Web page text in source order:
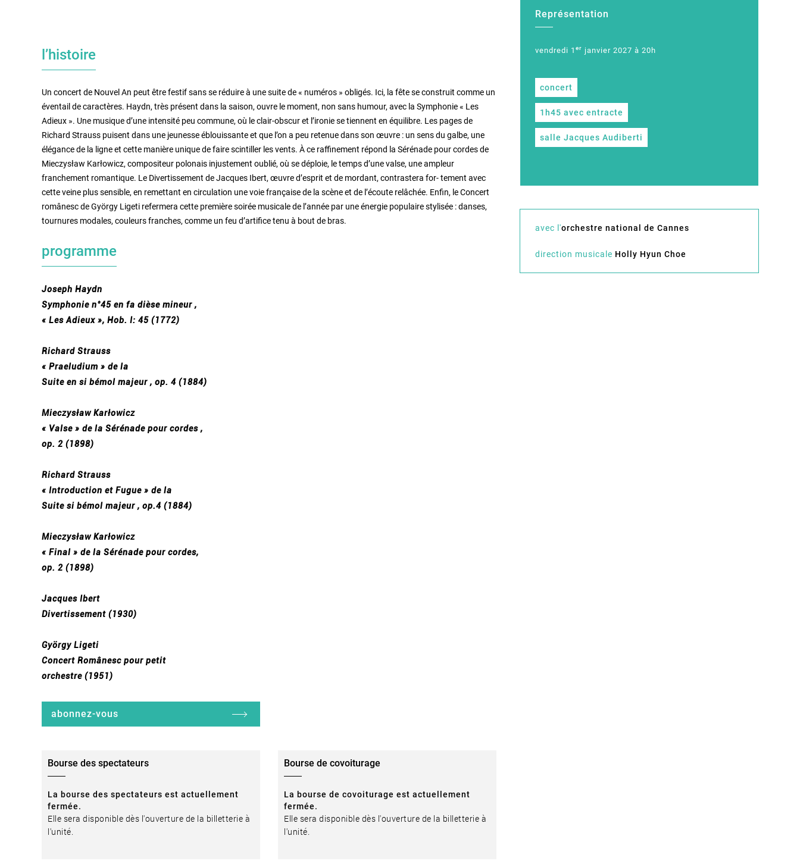
Représentation
vendredi 1 er janvier 2027 à 20h
concert
1h45 avec entracte
salle Jacques Audiberti
avec l'orchestre national de Cannes
direction musicale Holly Hyun Choe
l’histoire
Un concert de Nouvel An peut être festif sans se réduire à une suite de « numéros » obligés. Ici, la fête se construit comme un
éventail de caractères. Haydn, très présent dans la saison, ouvre le moment, non sans humour, avec la Symphonie « Les
Adieux ». Une musique d’une intensité peu commune, où le clair-obscur et l’ironie se tiennent en équilibre. Les pages de
Richard Strauss puisent dans une jeunesse éblouissante et que l’on a peu retenue dans son œuvre : un sens du galbe, une
élégance de la ligne et cette manière unique de faire scintiller les vents. À ce raffinement répond la Sérénade pour cordes de
Mieczysław Karłowicz, compositeur polonais injustement oublié, où se déploie, le temps d’une valse, une ampleur
franchement romantique. Le Divertissement de Jacques Ibert, œuvre d’esprit et de mordant, contrastera for- tement avec
cette veine plus sensible, en remettant en circulation une voie française de la scène et de l’écoute relâchée. Enfin, le Concert
românesc de György Ligeti refermera cette première soirée musicale de l’année par une énergie populaire stylisée : danses,
tournures modales, couleurs franches, comme un feu d’artifice tenu à bout de bras.
programme
Joseph Haydn
Symphonie n°45 en fa dièse mineur ,
« Les Adieux », Hob. I: 45 (1772)
Richard Strauss
« Praeludium » de la
Suite en si bémol majeur , op. 4 (1884)
Mieczysław Karłowicz
« Valse » de la Sérénade pour cordes ,
op. 2 (1898)
Richard Strauss
« Introduction et Fugue » de la
Suite si bémol majeur , op.4 (1884)
Mieczysław Karłowicz
« Final » de la Sérénade pour cordes,
op. 2 (1898)
Jacques Ibert
Divertissement (1930)
György Ligeti
Concert Românesc pour petit
orchestre (1951)
abonnez-vous
Bourse des spectateurs
La bourse des spectateurs est actuellement
fermée.
Elle sera disponible dès l'ouverture de la billetterie à
l'unité.
Bourse de covoiturage
La bourse de covoiturage est actuellement
fermée.
Elle sera disponible dès l'ouverture de la billetterie à
l'unité.